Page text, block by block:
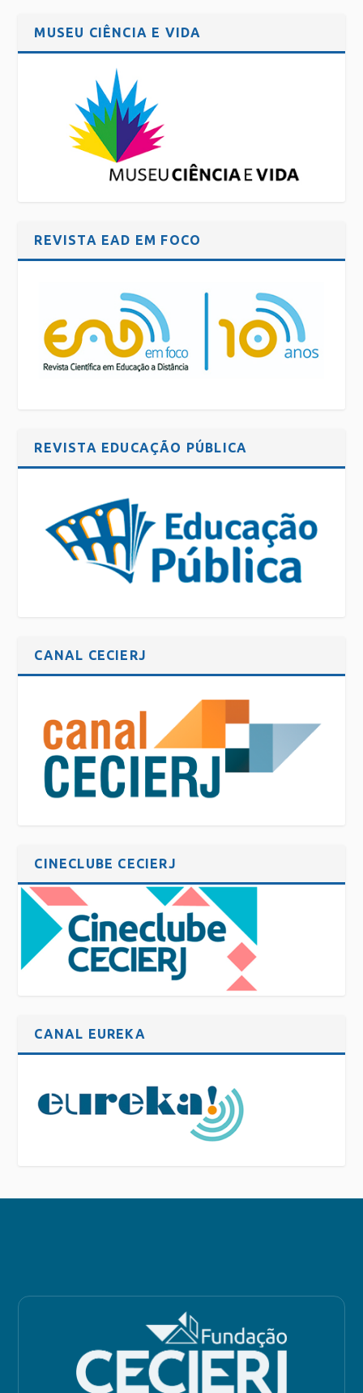
MUSEU CIÊNCIA E VIDA
REVISTA EAD EM FOCO
REVISTA EDUCAÇÃO PÚBLICA
CANAL CECIERJ
CINECLUBE CECIERJ
CANAL EUREKA